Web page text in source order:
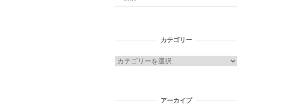
カテゴリー
カ
アーカイブ